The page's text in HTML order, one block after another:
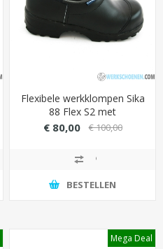
Flexibele werkklompen Sika
88 Flex S2 met
slijtbestendige overneus
€ 80,00 € 100,00
BESTELLEN
Mega Deal